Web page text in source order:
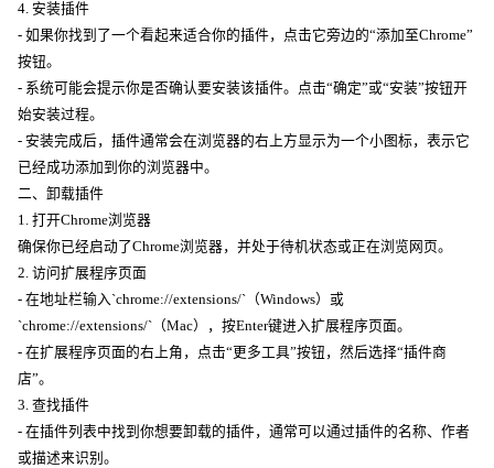
4. 安装插件
- 如果你找到了一个看起来适合你的插件，点击它旁边的“添加至Chrome”
按钮。
- 系统可能会提示你是否确认要安装该插件。点击“确定”或“安装”按钮开
始安装过程。
- 安装完成后，插件通常会在浏览器的右上方显示为一个小图标，表示它
已经成功添加到你的浏览器中。
二、卸载插件
1. 打开Chrome浏览器
确保你已经启动了Chrome浏览器，并处于待机状态或正在浏览网页。
2. 访问扩展程序页面
- 在地址栏输入`chrome://extensions/`（Windows）或
`chrome://extensions/`（Mac），按Enter键进入扩展程序页面。
- 在扩展程序页面的右上角，点击“更多工具”按钮，然后选择“插件商
店”。
3. 查找插件
- 在插件列表中找到你想要卸载的插件，通常可以通过插件的名称、作者
或描述来识别。